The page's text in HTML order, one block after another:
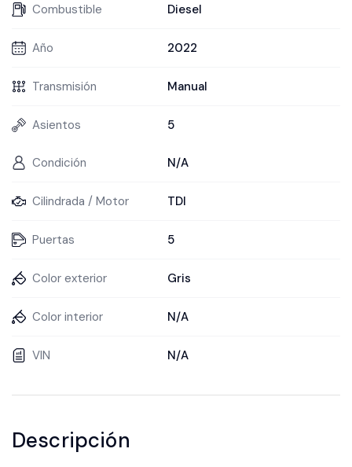
Combustible Diesel
Año 2022
Transmisión Manual
Asientos 5
Condición N/A
Cilindrada / Motor TDI
Puertas 5
Color exterior Gris
Color interior N/A
VIN N/A
Descripción